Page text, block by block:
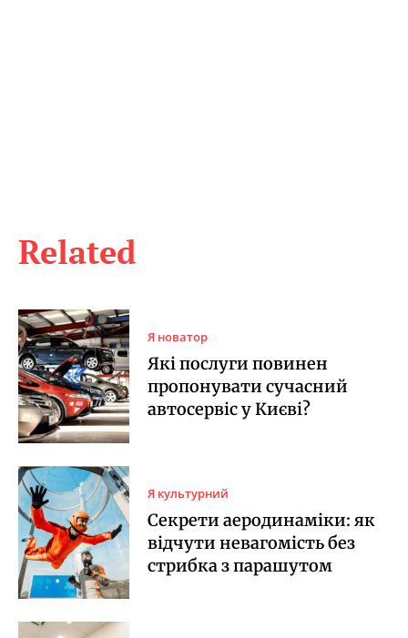
Related
Я новатор
Які послуги повинен
пропонувати сучасний
автосервіс у Києві?
Я культурний
Секрети аеродинаміки: як
відчути невагомість без
стрибка з парашутом